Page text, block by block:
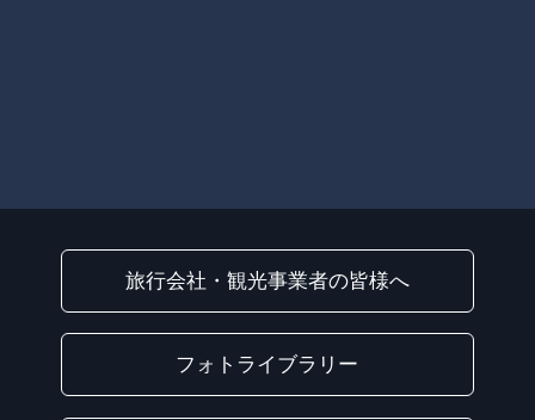
旅行会社・観光事業者の皆様へ
フォトライブラリー